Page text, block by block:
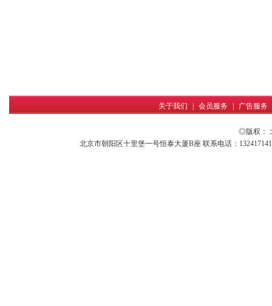
关于我们 会员服务 广告服务
◎版权：
北京市朝阳区十里堡一号恒泰大厦B座 联系电话：